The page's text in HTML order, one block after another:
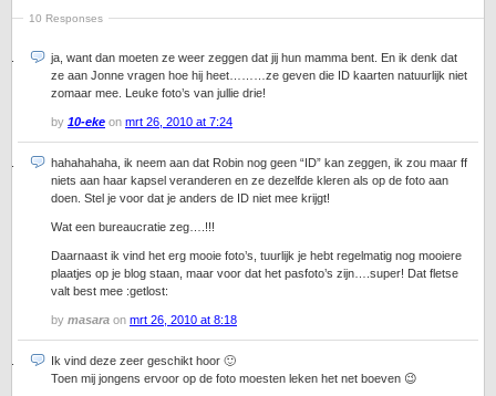
10 Responses
ja, want dan moeten ze weer zeggen dat jij hun mamma bent. En ik denk dat
ze aan Jonne vragen hoe hij heet………ze geven die ID kaarten natuurlijk niet
zomaar mee. Leuke foto’s van jullie drie!
by 10-eke on mrt 26, 2010 at 7:24
hahahahaha, ik neem aan dat Robin nog geen “ID” kan zeggen, ik zou maar ff
niets aan haar kapsel veranderen en ze dezelfde kleren als op de foto aan
doen. Stel je voor dat je anders de ID niet mee krijgt!
Wat een bureaucratie zeg….!!!
Daarnaast ik vind het erg mooie foto’s, tuurlijk je hebt regelmatig nog mooiere
plaatjes op je blog staan, maar voor dat het pasfoto’s zijn….super! Dat fletse
valt best mee :getlost:
by masara on mrt 26, 2010 at 8:18
Ik vind deze zeer geschikt hoor 🙂
Toen mij jongens ervoor op de foto moesten leken het net boeven 😉